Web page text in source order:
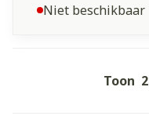
Niet beschikbaar
Toon